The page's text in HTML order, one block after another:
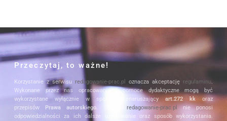
Przeczytaj, to ważne!
Korzystanie z serwisu redagowanie-prac.pl oznacza akceptację regulaminu.
Wykonane przez nas opracowania i pomoce dydaktyczne mogą być
wykorzystane wyłącznie w sposób nienaruszającyart.272 kkoraz
przepisów
Prawa autorskiego. Serwis redagowanie-prac.pl nie ponosi
odpowiedzialności za ich dalsze użytkowanie oraz sposób wykorzystania.